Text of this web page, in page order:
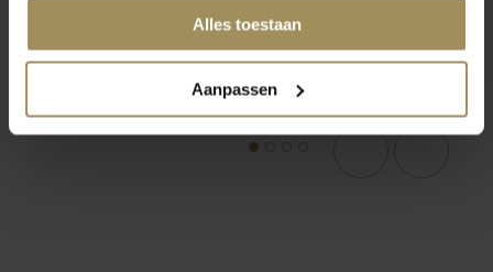
Alles toestaan
Aanpassen
TV-meubels
1